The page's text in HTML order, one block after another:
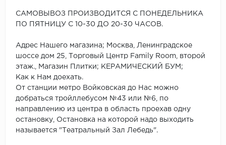
САМОВЫВОЗ ПРОИЗВОДИТСЯ С ПОНЕДЕЛЬНИКА
ПО ПЯТНИЦУ С 10-30 ДО 20-30 ЧАСОВ.
Адрес Нашего магазина; Москва, Ленинградское
шоссе дом 25, Торговый Центр Family Room, второй
этаж., Магазин Плитки; КЕРАМИЧЕСКИЙ БУМ;
Как к Нам доехать.
От станции метро Войковская до Нас можно
добраться тройллебусом №43 или №6, по
направлению из центра в область проехав одну
остановку, Остановка на которой надо выходить
называется "Театральный Зал Лебедь".